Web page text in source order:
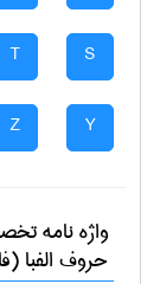
S
T
Y
Z
واژه نامه
حروف الفبا